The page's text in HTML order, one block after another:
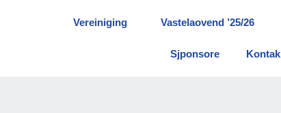
Vereiniging Vastelaovend ’25/26
Sjponsore Kontak